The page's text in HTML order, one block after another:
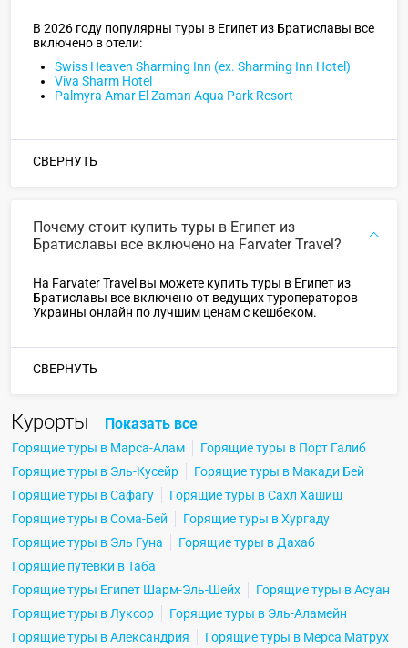
В 2026 году популярны туры в Египет из Братиславы все
включено в отели:
Swiss Heaven Sharming Inn (ex. Sharming Inn Hotel)
Viva Sharm Hotel
Palmyra Amar El Zaman Aqua Park Resort
СВЕРНУТЬ
Почему стоит купить туры в Египет из
Братиславы все включено на Farvater Travel?
На Farvater Travel вы можете купить туры в Египет из
Братиславы все включено от ведущих туроператоров
Украины онлайн по лучшим ценам с кешбеком.
СВЕРНУТЬ
Курорты Показать все
Горящие туры в Марса-Алам
Горящие туры в Порт Галиб
Горящие туры в Эль-Кусейр
Горящие туры в Макади Бей
Горящие туры в Сафагу
Горящие туры в Сахл Хашиш
Горящие туры в Сома-Бей
Горящие туры в Хургаду
Горящие туры в Эль Гуна
Горящие туры в Дахаб
Горящие путевки в Таба
Горящие туры Египет Шарм-Эль-Шейх
Горящие туры в Асуан
Горящие туры в Луксор
Горящие туры в Эль-Аламейн
Горящие туры в Александрия
Горящие туры в Мерса Матрух